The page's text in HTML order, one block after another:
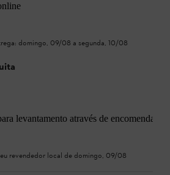
domingo, 09/08 a segunda, 10/08
levantamento através de encomenda
revendedor local de domingo, 09/08